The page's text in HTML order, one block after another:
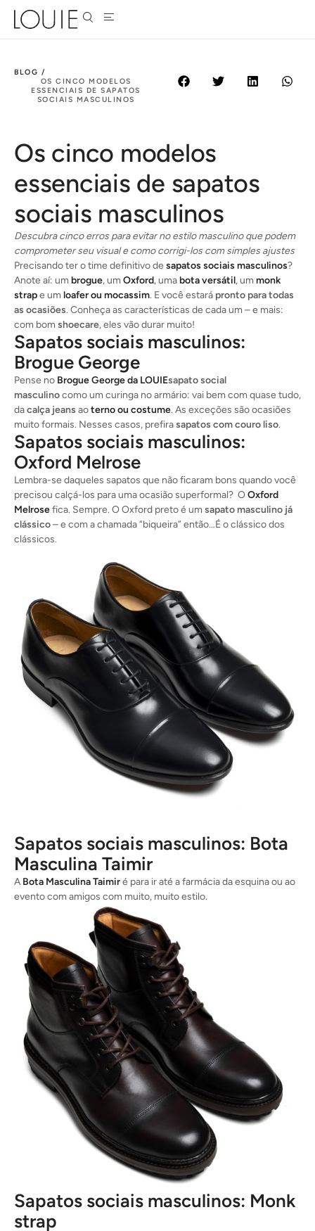
BLOG /
OS CINCO MODELOS
ESSENCIAIS DE SAPATOS
SOCIAIS MASCULINOS
Os cinco modelos
essenciais de sapatos
sociais masculinos
Descubra cinco erros para evitar no estilo masculino que podem
comprometer seu visual e como corrigi-los com simples ajustes
Precisando ter o time definitivo de sapatos sociais masculinos?
Anote aí: um brogue, um Oxford, umabota versátil, um monk
strape um loafer ou mocassim. E você estará pronto para todas
as ocasiões. Conheça as características de cada um – e mais:
com bom shoecare, eles vão durar muito!
Sapatos sociais masculinos:
Brogue George
Pense no Brogue George da LOUIEsapato social
masculinocomo um curinga no armário: vai bem com quase tudo,
dacalça jeans aoterno ou costume. As exceções são ocasiões
muito formais. Nesses casos, prefirasapatos com couro liso.
Sapatos sociais masculinos:
Oxford Melrose
Lembra-se daqueles sapatos que não ficaram bons quando você
precisou calçá-los para uma ocasião superformal? OOxford
Melrosefica. Sempre. O Oxford preto é um sapato masculino já
clássico– e com a chamada “biqueira” então…É o clássico dos
clássicos.
Sapatos sociais masculinos: Bota
Masculina Taimir
ABota Masculina Taimiré para ir até a farmácia da esquina ou ao
evento com amigos com muito, muito estilo.
Sapatos sociais masculinos: Monk
strap